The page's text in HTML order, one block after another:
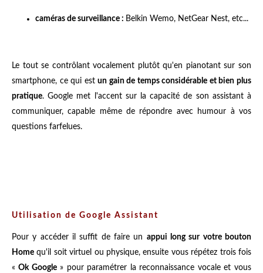
caméras de surveillance : Belkin Wemo, NetGear Nest, etc...
Le tout se contrôlant vocalement plutôt qu'en pianotant sur son
smartphone, ce qui estun gain de temps considérable et bien plus
pratique. Google met l'accent sur la capacité de son assistant à
communiquer, capable même de répondre avec humour à vos
questions farfelues.
Utilisation de Google Assistant
Pour y accéder il suffit de faire un appui long sur votre bouton
Home qu'il soit virtuel ou physique, ensuite vous répétez trois fois
«Ok Google » pour paramétrer la reconnaissance vocale et vous